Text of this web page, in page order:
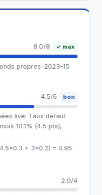
8.0/8 ✓ max
propres-2023-15
4.5/6 bon
live: Taux défaut
10.1% (4.5 pts),
+ 3×0.2) = 4.95
2.0/4